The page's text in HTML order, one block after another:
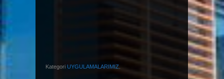
Kategori UYGULAMALARIMIZ